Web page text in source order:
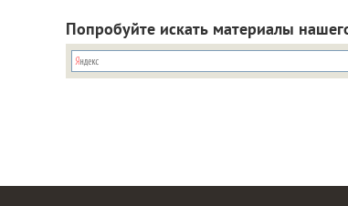
Попробуйте искать материалы